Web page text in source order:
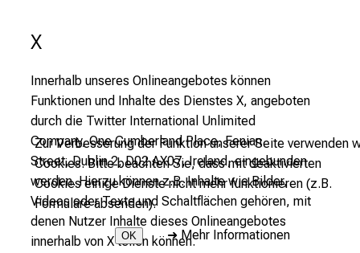
Zur Verbesserung der Funktion unserer Seite verwenden
Cookies. Bitte beachten Sie, dass mit deaktivierten
Cookies einige Dienste nicht mehr funktionieren (z.B.
Formulare absenden).
OK ➜Mehr Informationen
X
Innerhalb unseres Onlineangebotes können
Funktionen und Inhalte des Dienstes X, angeboten
durch die Twitter International Unlimited
Company,One Cumberland Place,Fenian
Street,Dublin 2,D02 AX07,Ireland, eingebunden
werden. Hierzu können z.B. Inhalte wie Bilder,
Videos oder Texte und Schaltflächen gehören, mit
denen Nutzer Inhalte dieses Onlineangebotes
innerhalb von X teilen können.